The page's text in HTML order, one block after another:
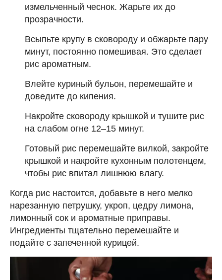
измельченный чеснок. Жарьте их до
прозрачности.
Всыпьте крупу в сковороду и обжарьте пару
минут, постоянно помешивая. Это сделает
рис ароматным.
Влейте куриный бульон, перемешайте и
доведите до кипения.
Накройте сковороду крышкой и тушите рис
на слабом огне 12–15 минут.
Готовый рис перемешайте вилкой, закройте
крышкой и накройте кухонным полотенцем,
чтобы рис впитал лишнюю влагу.
Когда рис настоится, добавьте в него мелко
нарезанную петрушку, укроп, цедру лимона,
лимонный сок и ароматные приправы.
Ингредиенты тщательно перемешайте и
подайте с запеченной курицей.